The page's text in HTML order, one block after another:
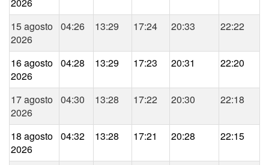
2026
15 agosto
2026
04:26 13:29 17:24 20:33 22:22
16 agosto
2026
04:28 13:29 17:23 20:31 22:20
17 agosto
2026
04:30 13:28 17:22 20:30 22:18
18 agosto
2026
04:32 13:28 17:21 20:28 22:15